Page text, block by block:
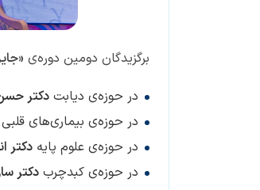
برگزیدگان دومین دوره‌ی
در حوزه‌ی دیابت دکتر
در حوزه‌ی بیماری‌های
در حوزهی علوم پایه دکتر
در حوزه‌ی کبدچرب دکتر